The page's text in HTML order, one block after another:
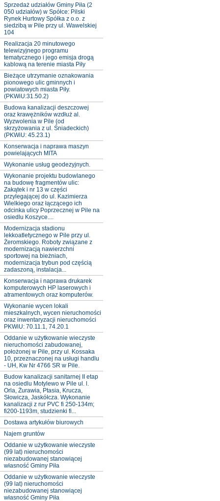
Sprzedaż udziałów Gminy Piła (2
050 udziałów) w Spółce: Pilski
Rynek Hurtowy Spółka z o.o. z
siedzibą w Pile przy ul. Wawelskiej
104
Realizacja 20 minutowego
telewizyjnego programu
tematycznego i jego emisja drogą
kablową na terenie miasta Piły
Bieżące utrzymanie oznakowania
pionowego ulic gminnych i
powiatowych miasta Piły.
(PKWiU:31.50.2)
Budowa kanalizacji deszczowej
oraz krawężników wzdłuż al.
Wyzwolenia w Pile (od
skrzyżowania z ul. Śniadeckich)
(PKWiU: 45.23.1)
Konserwacja i naprawa maszyn
powielających MITA
Wykonanie usług geodezyjnych.
Wykonanie projektu budowlanego
na budowę fragmentów ulic:
Zakątek i nr 13 w części
przylegającej do ul. Kazimierza
Wielkiego oraz łączącego ich
odcinka ulicy Poprzecznej w Pile na
osiedlu Koszyce....
Modernizacja stadionu
lekkoatletycznego w Pile przy ul.
Żeromskiego. Roboty związane z
modernizacją nawierzchni
sportowej na bieżniach,
modernizacja trybun pod częścią
zadaszoną, instalacja...
Konserwacja i naprawa drukarek
komputerowych HP laserowych i
atramentowych oraz komputerów.
Wykonanie wycen lokali
mieszkalnych, wycen nieruchomości
oraz inwentaryzacji nieruchomości
PKWiU: 70.11.1, 74.20.1
Oddanie w użytkowanie wieczyste
nieruchomości zabudowanej,
położonej w Pile, przy ul. Kossaka
10, przeznaczonej na usługi handlu
- UH, Kw Nr 4766 SR w Pile.
Budow kanalizacji sanitarnej II etap
na osiedlu Motylewo w Pile ul. l.
Orla, Żurawia, Ptasia, Krucza,
Słowicza, Jaskółcza. Wykonanie
kanalizacji z rur PVC fi 250-134m;
fi200-1193m, studzienki fi...
Dostawa artykułów biurowych
Najem gruntów
Oddanie w użytkowanie wieczyste
(99 lat) nieruchomości
niezabudowanej stanowiącej
własność Gminy Piła
Oddanie w użytkowanie wieczyste
(99 lat) nieruchomości
niezabudowanej stanowiącej
własność Gminy Piła